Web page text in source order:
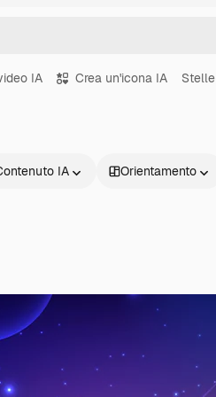
IA Crea un'icona IA Stelle
IA Orientamento